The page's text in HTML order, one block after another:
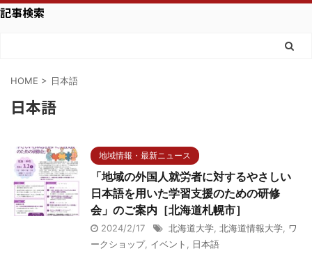
記事検索
HOME > 日本語
日本語
地域情報・最新ニュース
「地域の外国人就労者に対するやさしい
日本語を用いた学習支援のための研修
会」のご案内［北海道札幌市］
2024/2/17 北海道大学, 北海道情報大学, ワ
ークショップ, イベント , 日本語